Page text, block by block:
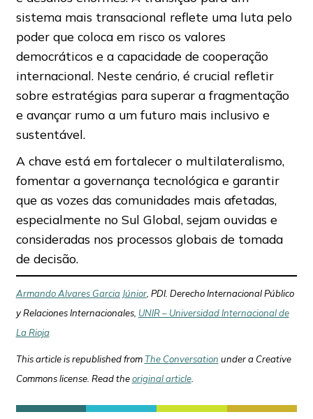
sistema mais transacional reflete uma luta pelo
poder que coloca em risco os valores
democráticos e a capacidade de cooperação
internacional. Neste cenário, é crucial refletir
sobre estratégias para superar a fragmentação
e avançar rumo a um futuro mais inclusivo e
sustentável.
A chave está em fortalecer o multilateralismo,
fomentar a governança tecnológica e garantir
que as vozes das comunidades mais afetadas,
especialmente no Sul Global, sejam ouvidas e
consideradas nos processos globais de tomada
de decisão.
Armando Alvares Garcia Júnior, PDI. Derecho Internacional Público
y Relaciones Internacionales, UNIR – Universidad Internacional de
La Rioja
This article is republished from The Conversation under a Creative
Commons license. Read theoriginal article.